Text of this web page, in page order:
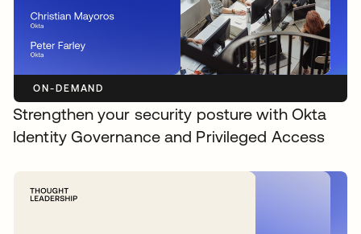
ON-DEMAND
Strengthen your security posture with Okta
Identity Governance and Privileged Access